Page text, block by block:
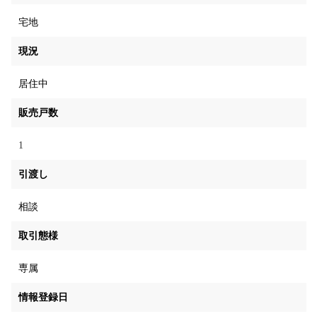
宅地
現況
居住中
販売戸数
1
引渡し
相談
取引態様
専属
情報登録日